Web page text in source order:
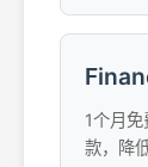
1个月
款，降